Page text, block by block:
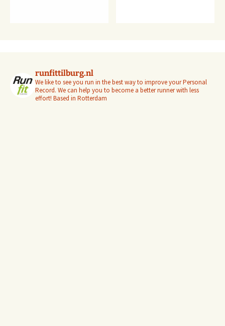
runfittilburg.nl
We like to see you run in the best way to improve your Personal
Record. We can help you to become a better runner with less
effort! Based in Rotterdam